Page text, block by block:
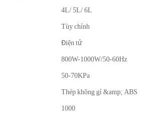
4L/ 5L/ 6L
Tùy chỉnh
Điện tử
800W-1000W/50-60Hz
50-70KPa
Thép không gỉ &amp; ABS
1000